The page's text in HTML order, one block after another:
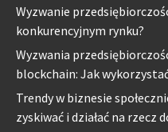
Wyzwanie
konkurencyjnym rynku?
Wyzwania
blockchain: Jak
Trendy w biznesie
zyskiwać i działać na rzecz